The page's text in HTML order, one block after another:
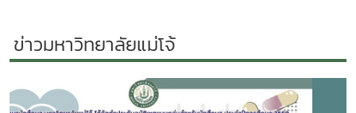
ผสานนวัตกรรมและการอนุรักษ์สิ่งแวดล้อมไว้อย่างลงตัว ณ ศูนย์
การเรียนรู้ท่องเที่ยวชุมชนบ้านหนองบัว (ไร่ผู้ใหญ่มูล) ได้แก่: ??
ฐานเปลี่ยนจากการชิงเผา เป็น "ชิงเก็บ": นวัตกรรมบริหารจัดการ
เศษวัสดุเหลือใช้ทางการเกษตรและใบไม้แห้ง ลด PM 2.5 สร้าง